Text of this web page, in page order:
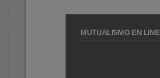
MUTUALISMO EN